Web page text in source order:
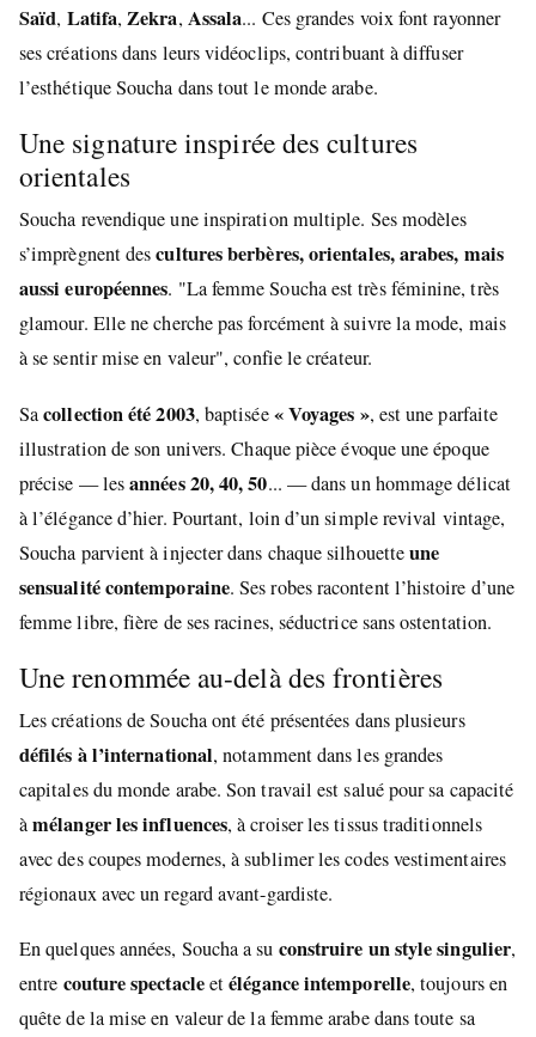
Saïd, Latifa,Zekra, Assala... Ces grandes voix font rayonner
ses créations dans leurs vidéoclips, contribuant à diffuser
l’esthétique Soucha dans tout le monde arabe.
Une signature inspirée des cultures
orientales
Soucha revendique une inspiration multiple. Ses modèles
s’imprègnent descultures berbères, orientales, arabes, mais
aussi européennes. "La femme Soucha est très féminine, très
glamour. Elle ne cherche pas forcément à suivre la mode, mais
à se sentir mise en valeur", confie le créateur.
Sacollection été 2003, baptisée« Voyages », est une parfaite
illustration de son univers. Chaque pièce évoque une époque
précise — lesannées 20, 40, 50... — dans un hommage délicat
à l’élégance d’hier. Pourtant, loin d’un simple revival vintage,
Soucha parvient à injecter dans chaque silhouetteune
sensualité contemporaine. Ses robes racontent l’histoire d’une
femme libre, fière de ses racines, séductrice sans ostentation.
Une renommée au-delà des frontières
Les créations de Soucha ont été présentées dans plusieurs
défilés à l’international, notamment dans les grandes
capitales du monde arabe. Son travail est salué pour sa capacité
àmélanger les influences, à croiser les tissus traditionnels
avec des coupes modernes, à sublimer les codes vestimentaires
régionaux avec un regard avant-gardiste.
En quelques années, Soucha a su construire un style singulier,
entre couture spectacleetélégance intemporelle, toujours en
quête de la mise en valeur de la femme arabe dans toute sa